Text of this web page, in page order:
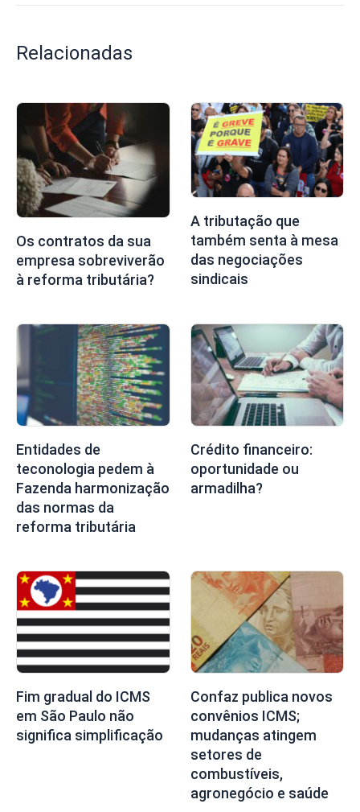
Relacionadas
Os contratos da sua
empresa sobreviverão
à reforma tributária?
A tributação que
também senta à mesa
das negociações
sindicais
Entidades de
teconologia pedem à
Fazenda harmonização
das normas da
reforma tributária
Crédito financeiro:
oportunidade ou
armadilha?
Fim gradual do ICMS
em São Paulo não
significa simplificação
Confaz publica novos
convênios ICMS;
mudanças atingem
setores de
combustíveis,
agronegócio e saúde